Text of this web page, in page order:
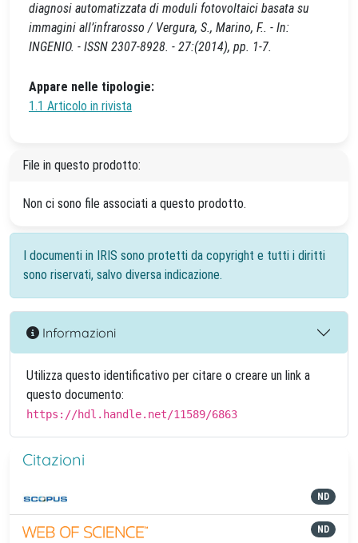
diagnosi automatizzata di moduli fotovoltaici basata su
immagini all’infrarosso / Vergura, S., Marino, F.. - In:
INGENIO. - ISSN 2307-8928. - 27:(2014), pp. 1-7.
Appare nelle tipologie:
1.1 Articolo in rivista
File in questo prodotto:
Non ci sono file associati a questo prodotto.
I documenti in IRIS sono protetti da copyright e tutti i diritti
sono riservati, salvo diversa indicazione.
Informazioni
Utilizza questo identificativo per citare o creare un link a
questo documento:
https://hdl.handle.net/11589/6863
Citazioni
ND
ND